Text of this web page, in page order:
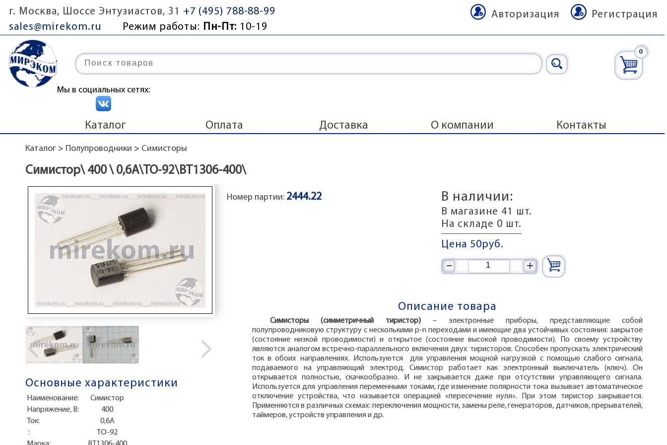
г. Москва, Шоссе Энтузиастов, 31
+7 (495) 788-88-99
sales@mirekom.ru
Режим работы: Пн-Пт: 10-19
Регистрация
Авторизация
Мы в социальных сетях:
0
Каталог Оплата Доставка О компании Контакты
Каталог> Полупроводники > Симисторы
Симистор\ 400 \ 0,6А\TO-92\BT1306-400\
Номер партии: 2444.22 В наличии:
В магазине 41 шт.
На складе 0 шт.
Цена 50руб.
+
–
Описание товара
Симисторы (симметричный тиристор)– электронные приборы, представляющие собой
полупроводниковую структуру с несколькими p-n переходами и имеющие два устойчивых состояния: закрытое
(состояние низкой проводимости) и открытое (состояние высокой проводимости). По своему устройству
являются аналогом встречно-параллельного включения двух тиристоров. Способен пропускать электрический
ток в обоих направлениях. Используются для управления мощной нагрузкой с помощью слабого сигнала,
подаваемого на управляющий электрод. Симистор работает как электронный выключатель (ключ). Он
открывается полностью, скачкообразно. И не закрывается даже при отсутствии управляющего сигнала.
Используется для управления переменными токами, где изменение полярности тока вызывает автоматическое
отключение устройства, что называется операцией «пересечение нуля». При этом тиристор закрывается.
Применяются в различных схемах: переключения мощности, замены реле, генераторов, датчиков, прерывателей,
таймеров, устройств управления и др.
Основные характеристики
Наименование:
Симистор
Напряжение, В:
400
Ток:
0,6А
:
TO-92